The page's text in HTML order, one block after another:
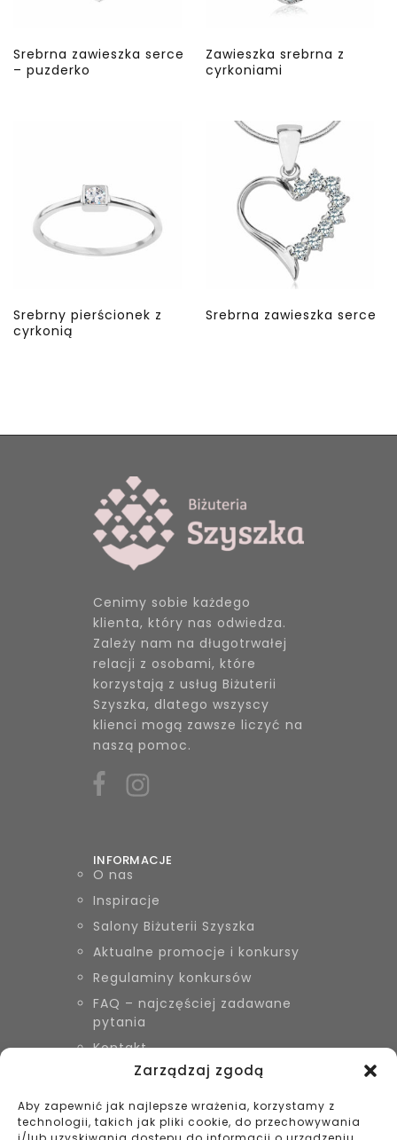
Zarządzaj zgodą
Aby zapewnić jak najlepsze wrażenia, korzystamy z
technologii, takich jak pliki cookie, do przechowywania
Srebrna zawieszka serce
– puzderko
Zawieszka srebrna z
cyrkoniami
Srebrny pierścionek z
cyrkonią
Srebrna zawieszka serce
Cenimy sobie każdego
klienta, który nas odwiedza.
Zależy nam na długotrwałej
relacji z osobami, które
korzystają z usług Biżuterii
Szyszka, dlatego wszyscy
klienci mogą zawsze liczyć na
naszą pomoc.
INFORMACJE
O nas
Inspiracje
Salony Biżuterii Szyszka
Aktualne promocje i konkursy
Regulaminy konkursów
FAQ – najczęściej zadawane
pytania
Kontakt
KONTAKT
Biżuteria Szyszka Sieradz,